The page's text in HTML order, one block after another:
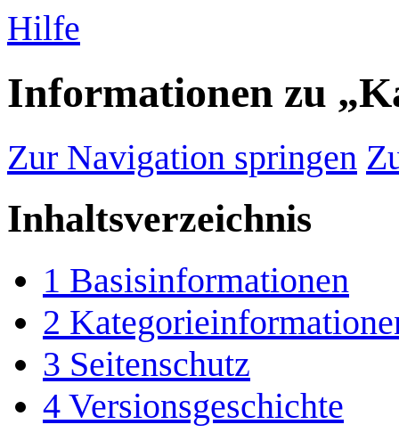
Hilfe
Informationen zu
Zur Navigation springen
Inhaltsverzeichnis
1 Basisinformationen
2
3 Seitenschutz
4 Versionsgeschichte